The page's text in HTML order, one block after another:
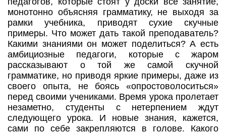
монотонно объясняя грамматику, не выходя за
рамки учебника, приводят сухие скучные
примеры. Что может дать такой преподаватель?
Какими знаниями он может поделиться? А есть
амбициозные педагоги, которые с жаром
рассказывают о той же самой скучной
грамматике, но приводя яркие примеры, даже из
своего опыта, не боясь «опростоволоситься»
перед своими учениками. Время урока пролетает
незаметно, студенты с нетерпением ждут
следующего урока. И новые знания, кажется,
сами по себе закрепляются в голове. Какого